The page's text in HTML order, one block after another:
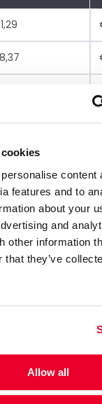
content
features and to
about your
and
other information
that they’ve
Allow all
sind
und sind
von 10 ml